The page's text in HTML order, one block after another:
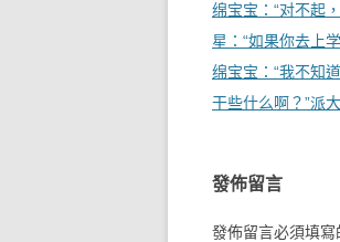
绵宝宝：“对不起
星：“如果你去上
绵宝宝：“我不知
干些什么啊？”派
發佈留言
發佈留言必須填寫